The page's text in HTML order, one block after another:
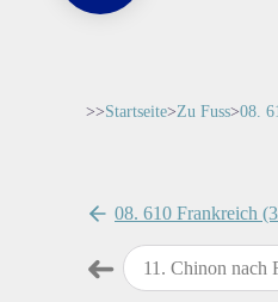
>>Startseite>Zu Fuss>08.
08. 610 Frankreich
➜map.drawer.prev
11 . Chinon nach Fontevraud-